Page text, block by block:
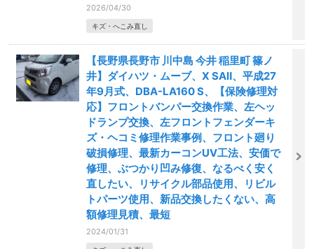
2026/04/30
キズ・へこみ直し
【長野県長野市 川中島 今井 稲里町 篠ノ
井】ダイハツ・ムーブ、X SAⅡ、平成27
年9月式、DBA-LA160 S、【保険修理対
応】フロントバンパー交換作業、左ヘッ
ドランプ交換、左フロントフェンダーキ
ズ・ヘコミ修理作業事例、フロント廻り
破損修理、最新カーコンUV工法、安価で
修理、ぶつかり凹み修復、なるべく安く
直したい、リサイクル部品使用、リビル
トパーツ使用、新品交換したくない、高
額修理見積、最短
2024/01/31